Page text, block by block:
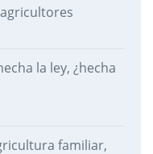
la ley, ¿hecha
familiar,